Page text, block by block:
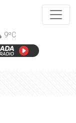
9ºC